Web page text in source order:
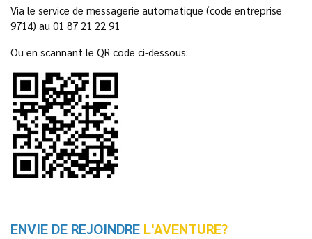
Via le service de messagerie automatique (code entreprise
9714) au 01 87 21 22 91
Ou en scannant le QR code ci-dessous:
ENVIE DE REJOINDRE L'AVENTURE?